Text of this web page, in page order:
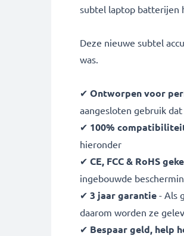
subtel laptop batterijen
Deze nieuwe subtel
was.
✔ Ontworpen voor
aangesloten gebruik
✔ 100%
hieronder
✔ CE, FCC & RoHS
ingebouwde
✔ 3 jaar garantie - Als
daarom worden ze
✔ Bespaar geld, help